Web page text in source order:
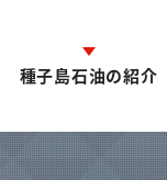
種子島石油の紹介